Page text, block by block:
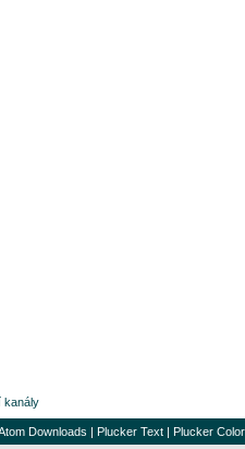
kanály
Downloads | Plucker Text | Plucker Color